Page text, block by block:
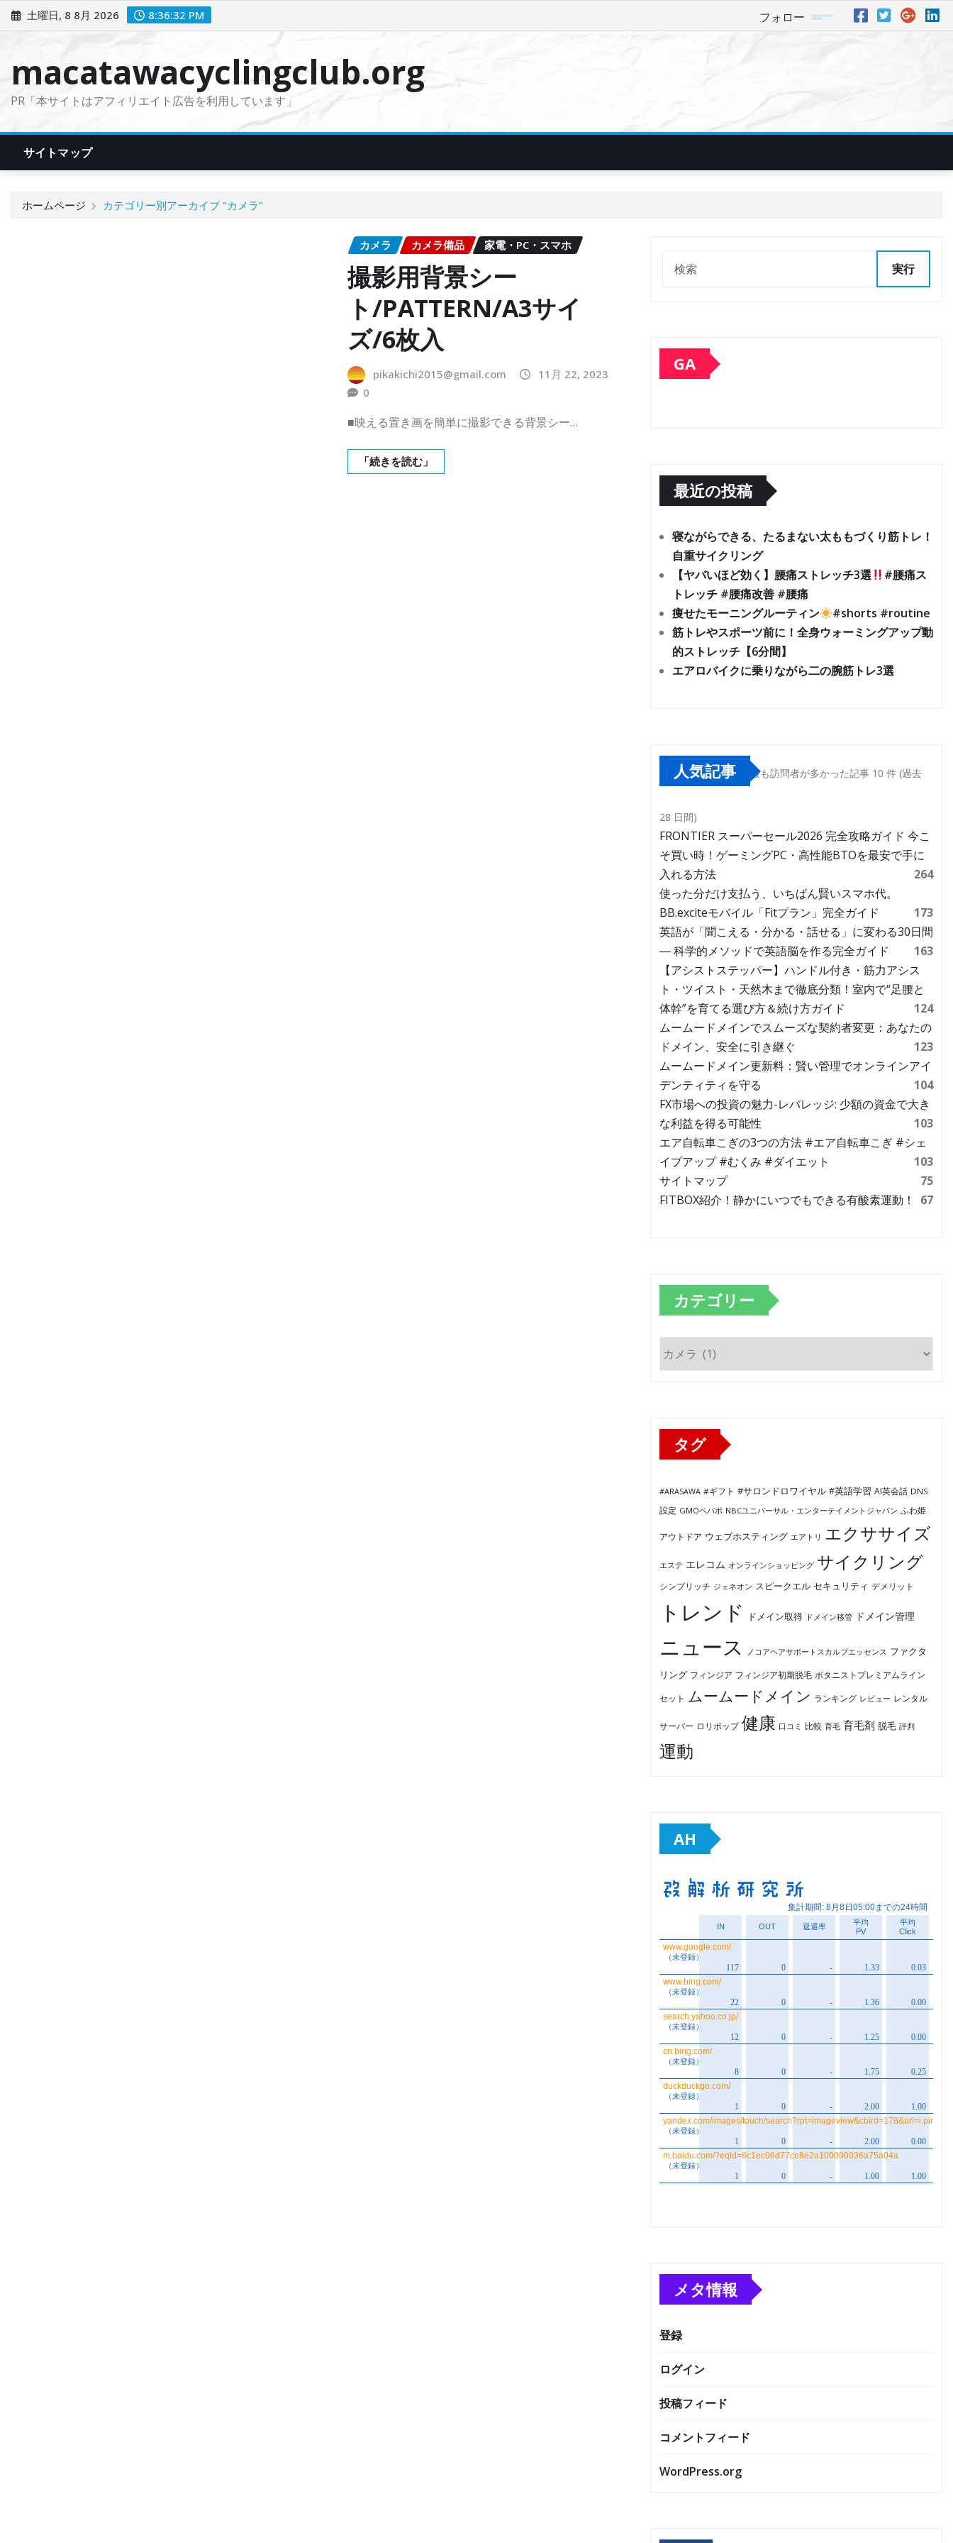
ン
土曜日, 8 8月 2026 8:36:33 PM フォロー
macatawacyclingclub.org
PR「本サイトはアフィリエイト広告を利用しています」
サイトマップ
ホームページ カテゴリー別アーカイブ "カメラ"
カメラ カメラ備品 家電・PC・スマホ
撮影用背景シー
ト/PATTERN/A3サイ
ズ/6枚入
pikakichi2015@gmail.com
11月 22, 2023
0
■映える置き画を簡単に撮影できる背景シー…
「続きを読む」
実行
GA
最近の投稿
寝ながらできる、たるまない太ももづくり筋トレ！
自重サイクリング
【ヤバいほど効く】腰痛ストレッチ3選
#腰痛ス
トレッチ #腰痛改善 #腰痛
痩せたモーニングルーティン
#shorts #routine
筋トレやスポーツ前に！全身ウォーミングアップ動
的ストレッチ【6分間】
エアロバイクに乗りながら二の腕筋トレ3選
人気記事 最も訪問者が多かった記事 10 件 (過去
28 日間)
FRONTIER スーパーセール2026 完全攻略ガイド 今こ
そ買い時！ゲーミングPC・高性能BTOを最安で手に
入れる方法
264
使った分だけ支払う、いちばん賢いスマホ代。
BB.exciteモバイル「Fitプラン」完全ガイド
173
英語が「聞こえる・分かる・話せる」に変わる30日間
― 科学的メソッドで英語脳を作る完全ガイド
163
【アシストステッパー】ハンドル付き・筋力アシス
ト・ツイスト・天然木まで徹底分類！室内で“足腰と
体幹”を育てる選び方＆続け方ガイド
124
ムームードメインでスムーズな契約者変更：あなたの
ドメイン、安全に引き継ぐ
123
ムームードメイン更新料：賢い管理でオンラインアイ
デンティティを守る
104
FX市場への投資の魅力-レバレッジ: 少額の資金で大き
な利益を得る可能性
103
エア自転車こぎの3つの方法 #エア自転車こぎ #シェ
イプアップ #むくみ #ダイエット
103
サイトマップ
75
FITBOX紹介！静かにいつでもできる有酸素運動！
67
カテゴリー
テ
タグ
#ARASAWA #ギフト #サロンドロワイヤル #英語学習 AI英会話 DNS
設定 GMOペパボ NBCユニバーサル・エンターテイメントジャパン ふわ姫
アウトドア ウェブホスティング エアトリ エクササイズ
エステ エレコム オンラインショッピング サイクリング
シンプリッチ ジェネオン スピークエル セキュリティ デメリット
トレンド ドメイン取得 ドメイン移管 ドメイン管理
ニュース ノコアヘアサポートスカルプエッセンス ファクタ
リング フィンジア フィンジア初期脱毛 ボタニストプレミアムライン
セット ムームードメイン ランキング レビュー レンタル
サーバー ロリポップ 健康 口コミ 比較 育毛 育毛剤 脱毛 評判
運動
AH
メタ情報
登録
ログイン
投稿フィード
コメントフィード
WordPress.org